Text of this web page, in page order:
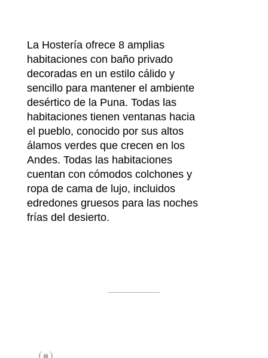
La Hostería ofrece 8 amplias
habitaciones con baño privado
decoradas en un estilo cálido y
sencillo para mantener el ambiente
desértico de la Puna. Todas las
habitaciones tienen ventanas hacia
el pueblo, conocido por sus altos
álamos verdes que crecen en los
Andes. Todas las habitaciones
cuentan con cómodos colchones y
ropa de cama de lujo, incluidos
edredones gruesos para las noches
frías del desierto.